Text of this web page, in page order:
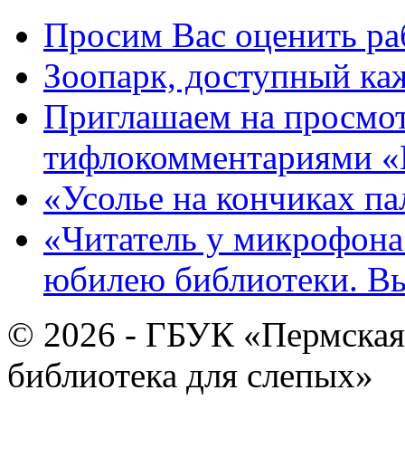
Просим Вас оценить
Зоопарк, доступный
Приглашаем на
тифлокомментариями
«Усолье на кончиках
«Читатель у
юбилею библиотеки.
© 2026 - ГБУК «Пермская
библиотека для слепых»